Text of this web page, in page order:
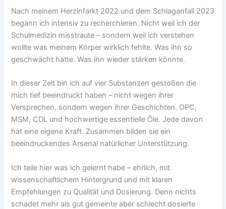
Nach meinem Herzinfarkt 2022 und dem Schlaganfall 2023
begann ich intensiv zu recherchieren. Nicht weil ich der
Schulmedizin misstraute – sondern weil ich verstehen
wollte was meinem Körper wirklich fehlte. Was ihn so
geschwächt hatte. Was ihn wieder stärken könnte.
In dieser Zeit bin ich auf vier Substanzen gestoßen die
mich tief beeindruckt haben – nicht wegen ihrer
Versprechen, sondern wegen ihrer Geschichten. OPC,
MSM, CDL und hochwertige essentielle Öle. Jede davon
hat eine eigene Kraft. Zusammen bilden sie ein
beeindruckendes Arsenal natürlicher Unterstützung.
Ich teile hier was ich gelernt habe – ehrlich, mit
wissenschaftlichem Hintergrund und mit klaren
Empfehlungen zu Qualität und Dosierung. Denn nichts
schadet mehr als gut gemeinte aber schlecht dosierte